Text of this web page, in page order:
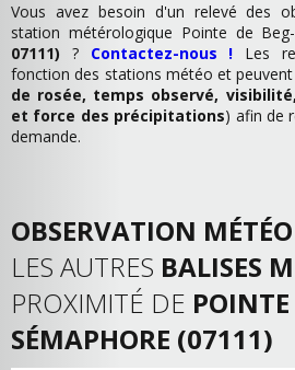
Vous avez besoin d'un relevé des
station métérologique Pointe de
07111) ? Contactez-nous ! Les
fonction des stations météo et
de rosée, temps observé,
et force des précipitations) afin de
demande.
OBSERVATION
LES AUTRES BALISES
PROXIMITÉ DE
SÉMAPHORE (07111)